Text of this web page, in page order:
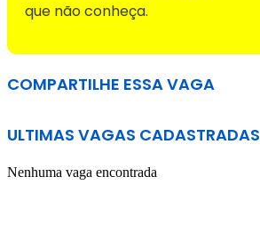
que não conheça.
COMPARTILHE ESSA VAGA
ULTIMAS VAGAS CADASTRADAS
Nenhuma vaga encontrada